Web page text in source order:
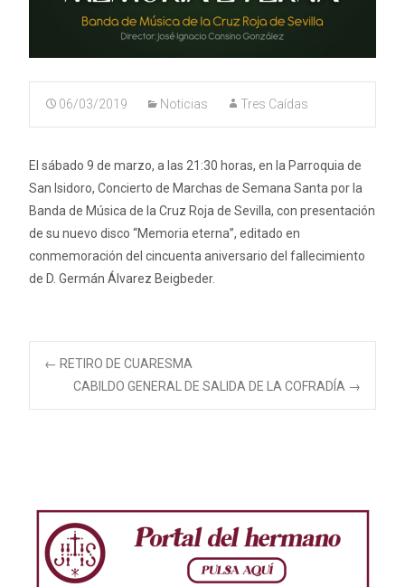
06/03/2019 Noticias Tres Caídas
El sábado 9 de marzo, a las 21:30 horas, en la Parroquia de
San Isidoro, Concierto de Marchas de Semana Santa por la
Banda de Música de la Cruz Roja de Sevilla, con presentación
de su nuevo disco “Memoria eterna”, editado en
conmemoración del cincuenta aniversario del fallecimiento
de D. Germán Álvarez Beigbeder.
Navegación
← RETIRO DE CUARESMA
CABILDO GENERAL DE SALIDA DE LA COFRADÍA →